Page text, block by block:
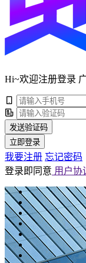
Hi~欢迎注册登录
发送验证码
立即登录
我要注册 忘记密码
登录即同意 用户协